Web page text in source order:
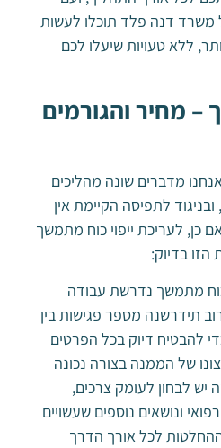
משרד דנה פלד תוכלו לעשות
ללא טעויות שיעלו לכם
– מחיר והגורמים
מדברים שונה מהליכים
לתפיסה הקיימת אין
כן, לעריכת ייפוי כוח מתמשך
בדיוק:
כוח מתמשך נדרשת עבודה
תידרשנה מספר פגישות בין
להבטיח דיוק בכל הפרטים
של הממנה בצורה נכונה
יש לבחון לעומק צרכים,
ונושאים נוספים שעשויים
לכל אורך הדרך